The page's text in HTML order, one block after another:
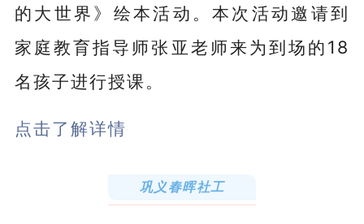
的大世界》绘本活动。本次活动邀请到
家庭教育指导师张亚老师来为到场的18
名孩子进行授课。
点击了解详情
巩义春晖社工